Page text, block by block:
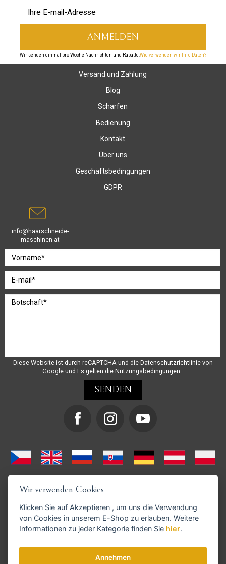
Wir senden einmal pro Woche Nachrichten und Rabatte. Wie verwenden wir Ihre Daten?
Versand und Zahlung
Blog
Scharfen
Bedienung
Kontakt
Über uns
Geschäftsbedingungen
GDPR
info@haarschneide-
maschinen.at
Diese Website ist durch reCAPTCHA und die Datenschutzrichtlinie von
Google und Es gelten die Nutzungsbedingungen
GoPay-Zahlungen möglich
Wir verwenden Cookies
Klicken Sie auf Akzeptieren , um uns die Verwendung
von Cookies in unserem E-Shop zu erlauben. Weitere
Informationen zu jeder Kategorie finden Sie hier.
Annehmen